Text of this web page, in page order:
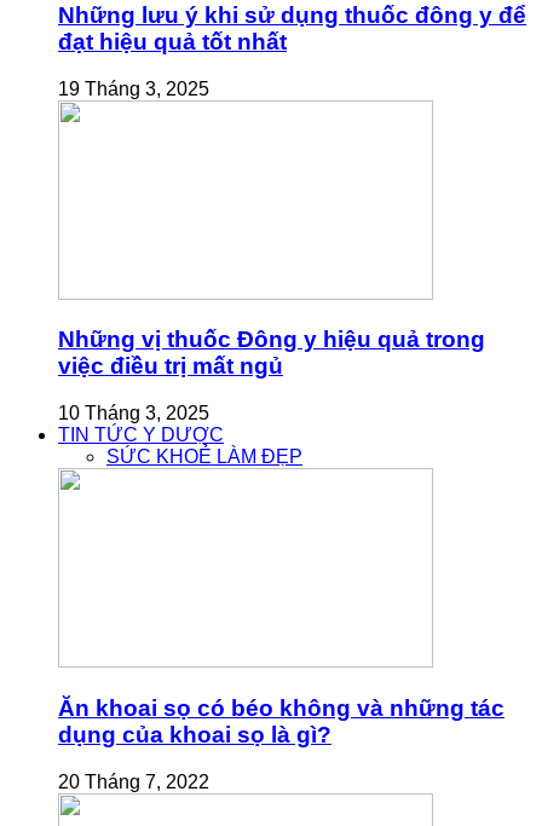
Những lưu ý khi sử dụng thuốc đông y để
đạt hiệu quả tốt nhất
19 Tháng 3, 2025
Những vị thuốc Đông y hiệu quả trong
việc điều trị mất ngủ
10 Tháng 3, 2025
TIN TỨC Y DƯỢC
SỨC KHOẺ LÀM ĐẸP
Ăn khoai sọ có béo không và những tác
dụng của khoai sọ là gì?
20 Tháng 7, 2022